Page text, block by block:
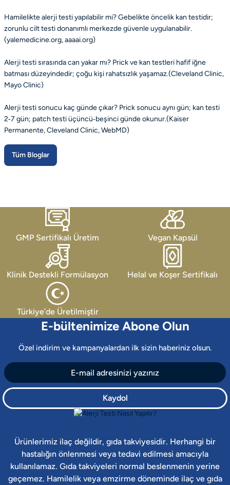
Hamilelikte alerji testi yapılabilir mi?Gebelikte öncelik kan testidir;
zorunlu cilt testi donanımlı merkezde güvenle uygulanabilir.
(yalemedicine.org, aaaai.org)
Alerji testi sırasında can yakar mı? Prick ve kan testleri hafif iğne
batması düzeyindedir; çoğu kişi rahatsızlık yaşamaz.(Cleveland Clinic,
Mayo Clinic)
Alerji testi sonucu kaç günde çıkar? Prick sonucu aynı gün; kan testi
2‑7 gün; patch testi üçüncü‑beşinci günde okunur.(Kaiser
Permanente, Cleveland Clinic, WebMD)
Tüm Bloglar
GMP Sertifikalı Üretim Vegan Kapsül
Klinik Destekli Formülasyon Helal ve Koşer Sertifikalı
Türkiye’de Üretilmiştir
E-bültenimize Abone Olun
Özel indirim ve kampanyalardan ilk sizin haberiniz olsun.
Kaydol
Ürünlerimiz ilaç değildir, gıda takviyesidir. Herhangi bir
hastalığın önlenmesi veya tedavi edilmesi amacıyla
kullanılamaz. Gıda takviyeleri normal beslenmenin yerine
geçemez. Hamilelik veya emzirme döneminde ilaç ve gıda